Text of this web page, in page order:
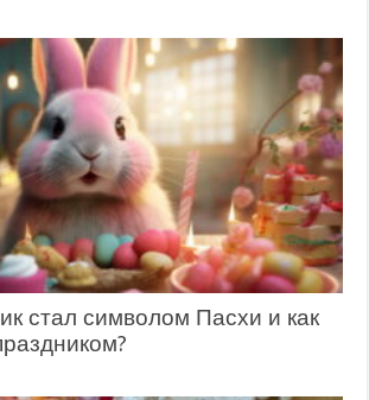
стал символом Пасхи и как